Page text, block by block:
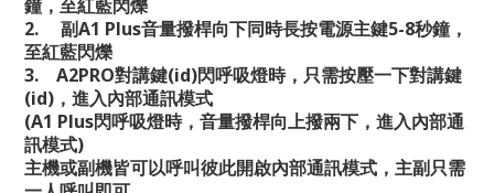
鐘，至紅藍閃爍
2. 副A1 Plus音量撥桿向下同時長按電源主鍵5-8秒鐘，
至紅藍閃爍
3. A2PRO對講鍵(id)閃呼吸燈時，只需按壓一下對講鍵
(id) ，進入內部通訊模式
(A1 Plus閃呼吸燈時，音量撥桿向上撥兩下，進入內部通
訊模式)
主機或副機皆可以呼叫彼此開啟內部通訊模式，主副只需